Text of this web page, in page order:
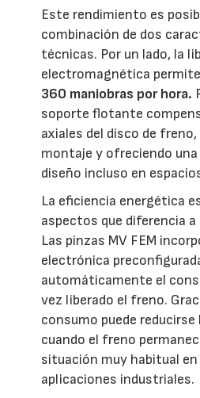
Este rendimiento es
combinación de dos
técnicas. Por un lado, la
electromagnética
360 maniobras por hora.
soporte flotante
axiales del disco de
montaje y ofreciendo
diseño incluso en
La eficiencia energética
aspectos que diferencia
Las pinzas MV FEM
electrónica
automáticamente el
vez liberado el freno.
consumo puede
cuando el freno
situación muy habitual
aplicaciones industriales.